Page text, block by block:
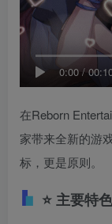
0:00/
在Reborn
家带来全新的游
标，更是原则。
⭐ 主要特色